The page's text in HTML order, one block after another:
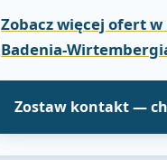
Zobacz więcej ofert
Badenia-
Zostaw kontakt —